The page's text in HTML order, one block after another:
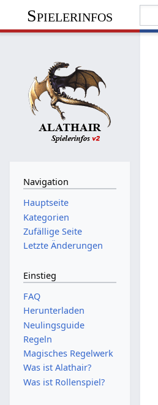
Spielerinfos
Navigation
Hauptseite
Kategorien
Zufällige Seite
Letzte Änderungen
Einstieg
FAQ
Herunterladen
Neulingsguide
Regeln
Magisches Regelwerk
Was ist Alathair?
Was ist Rollenspiel?